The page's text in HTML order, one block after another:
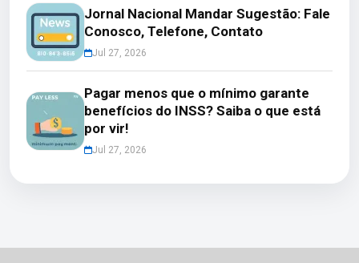
Jornal Nacional Mandar Sugestão: Fale
Conosco, Telefone, Contato
Jul 27, 2026
Pagar menos que o mínimo garante
benefícios do INSS? Saiba o que está
por vir!
Jul 27, 2026